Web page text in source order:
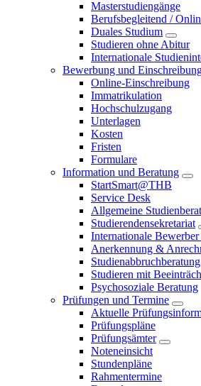
Masterstudiengänge
Berufsbegleitend /
Duales Studium
Studieren ohne Abitur
Internationale
Bewerbung und
Online-Einschreibung
Immatrikulation
Hochschulzugang
Unterlagen
Kosten
Fristen
Formulare
Information und Beratung
StartSmart@THB
Service Desk
Allgemeine
Studierendensekretariat
Internationale
Anerkennung &
Studienabbruchberatung
Studieren mit
Psychosoziale Beratung
Prüfungen und Termine
Aktuelle
Prüfungspläne
Prüfungsämter
Noteneinsicht
Stundenpläne
Rahmentermine